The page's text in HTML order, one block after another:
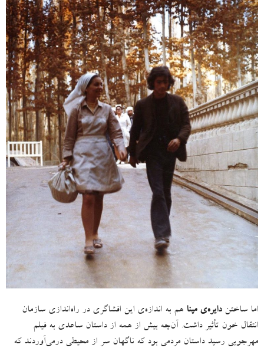
اما ساختندایره‌ی مینا هم به اندازه‌ی این افشاگری در راه‌اندازی سازمان
انتقال خون تأثیر داشت. آن‌چه بیش از همه از داستان ساعدی به فیلم
مهرجویی رسید داستان مردمی بود که ناگهان سر از محیطی درمی‌‌آوردند که